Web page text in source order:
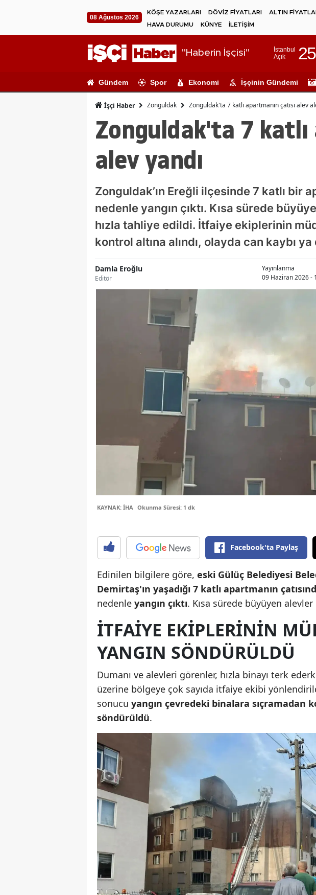
08 Ağustos 2026
KÖŞE YAZARLARI DÖVİZ FİYATLARI ALTIN
HAVA DURUMU
KÜNYE İLETİŞİM
"Haberin İşçisi"
İstanbul
Açık
25
Ağrı
Ankara
Aydın
Balıkesir
Bilecik
Bingöl
Bitlis
Çanakkale
Çankırı
Eskişehir
Giresun
Hakkari
Hatay
Isparta
Mersin
İzmir
Kars
Kayseri
Kırklareli
Kırşehir
Kocaeli
Konya
Gündem Spor Ekonomi İşçinin Gündemi
İşçi Haber Zonguldak Zonguldak'ta 7 katlı apartmanın çatısı alev
Zonguldak'ta 7 katlı
alev yandı
Zonguldak’ın Ereğli ilçesinde 7 katlı bir
nedenle yangın çıktı. Kısa sürede
hızla tahliye edildi. İtfaiye ekiplerinin
kontrol altına alındı, olayda can kaybı
Damla Eroğlu
Editör
Yayınlanma
09 Haziran 2026 -
KAYNAK: İHA Okunma Süresi: 1 dk
Facebook'ta Paylaş
Edinilen bilgilere göre, eski Gülüç Belediyesi
Demirtaş'ın yaşadığı 7 katlı apartmanın
nedenle yangın çıktı. Kısa sürede büyüyen
ITFAIYE EKIPLERININ
YANGIN SÖNDÜRÜLDÜ
Dumanı ve alevleri görenler, hızla binayı terk
üzerine bölgeye çok sayıda itfaiye ekibi
sonucu yangın çevredeki binalara sıçramadan
söndürüldü.